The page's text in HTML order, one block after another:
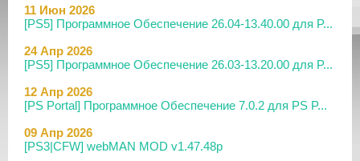
11 Июн 2026
[PS5] Программное Обеспечение 26.04-13.40.00 для P...
24 Апр 2026
[PS5] Программное Обеспечение 26.03-13.20.00 для P...
12 Апр 2026
[PS Portal] Программное Обеспечение 7.0.2 для PS P...
09 Апр 2026
[PS3|CFW] webMAN MOD v1.47.48p